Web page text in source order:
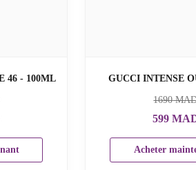
46 - 100ML GUCCI INTENSE
1690
599
Acheter